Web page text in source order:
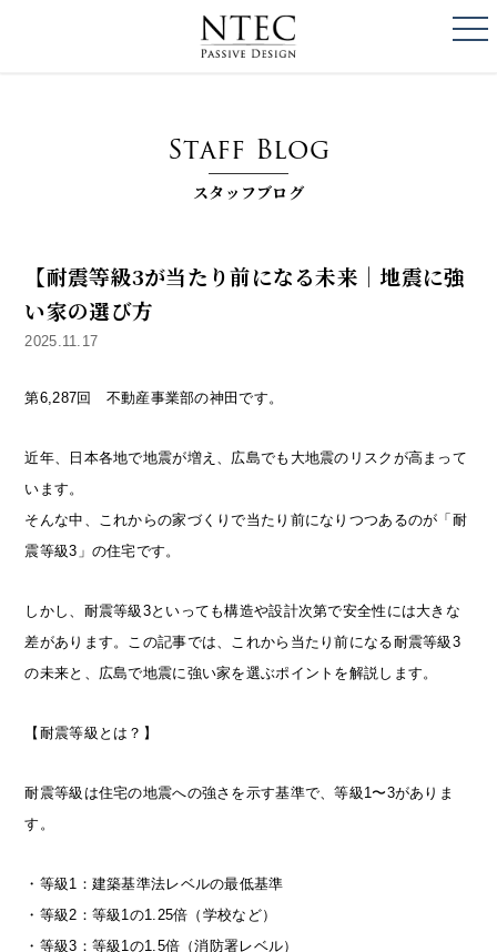
Staff Blog
スタッフブログ
【耐震等級3が当たり前になる未来｜地震に強
い家の選び方
2025.11.17
第6,287回 不動産事業部の神田です。
近年、日本各地で地震が増え、広島でも大地震のリスクが高まって
います。
そんな中、これからの家づくりで当たり前になりつつあるのが「耐
震等級3」の住宅です。
しかし、耐震等級3といっても構造や設計次第で安全性には大きな
差があります。この記事では、これから当たり前になる耐震等級3
の未来と、広島で地震に強い家を選ぶポイントを解説します。
【耐震等級とは？】
耐震等級は住宅の地震への強さを示す基準で、等級1〜3がありま
す。
・等級1：建築基準法レベルの最低基準
・等級2：等級1の1.25倍（学校など）
・等級3：等級1の1.5倍（消防署レベル）